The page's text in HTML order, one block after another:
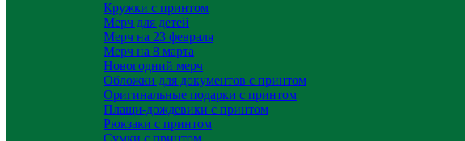
Кружки с принтом
Мерч для детей
Мерч на 23 февраля
Мерч на 8 марта
Новогодний мерч
Обложки для документов с принтом
Оригинальные подарки с принтом
Плащи-дождевики с принтом
Рюкзаки с принтом
Сумки с принтом